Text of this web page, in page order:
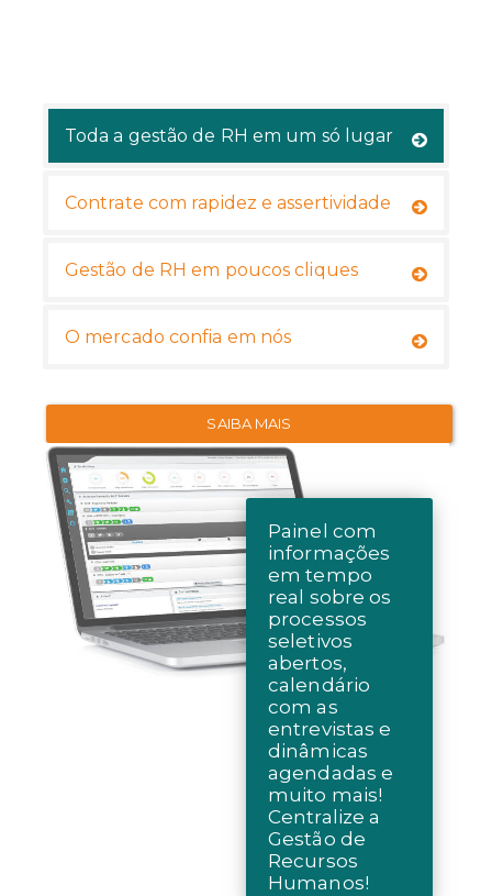
Toda a gestão de RH em um só lugar
Contrate com rapidez e assertividade
Gestão de RH em poucos cliques
O mercado confia em nós
SAIBA MAIS
Painel com
informações
em tempo
real sobre os
processos
seletivos
abertos,
calendário
com as
entrevistas e
dinâmicas
agendadas e
muito mais!
Centralize a
Gestão de
Recursos
Humanos!